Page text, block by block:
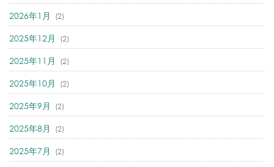
2026年1月 (2)
2025年12月 (2)
2025年11月 (2)
2025年10月 (2)
2025年9月 (2)
2025年8月 (2)
2025年7月 (2)